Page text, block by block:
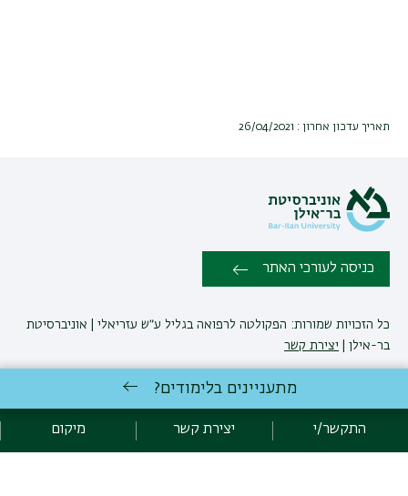
תאריך עדכון אחרון : 26/04/2021
כניסה לעורכי האתר
כל הזכויות שמורות: הפקולטה לרפואה בגליל ע״ש עזריאלי | אוניברסיטת
בר-אילן | יצירת קשר
אגף תקשוב, אוניברסיטת בר-אילן
מדיניות פרטיות
מתעניינים בלימודים?
התקשר/י יצירת קשר מיקום